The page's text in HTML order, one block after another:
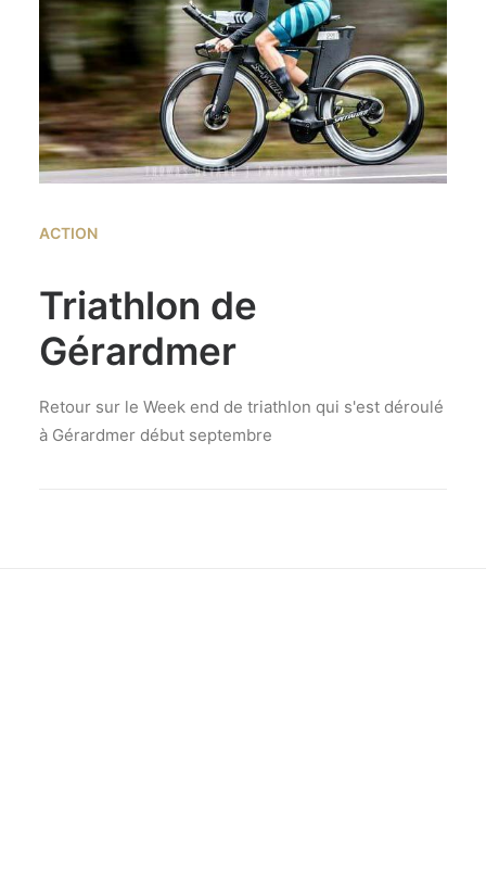
ACTION
Triathlon de
Gérardmer
Retour sur le Week end de triathlon qui s'est déroulé
à Gérardmer début septembre